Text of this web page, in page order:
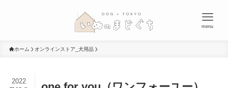
menu
ホーム オンラインストア_犬用品
2022